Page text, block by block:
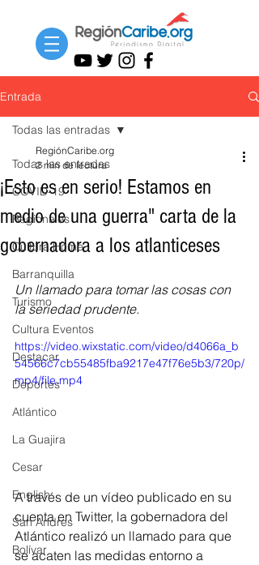
Entrada
Todas las entradas
COVID-19
Regionales
Cultura Home
Barranquilla
Turismo
Cultura Eventos
Destacar
Deportes
Atlántico
La Guajira
Cesar
English
San Andres
Bolívar
Todas las entradas
¡Esto es en serio! Estamos en
medio de una guerra" carta de la
gobernadora a los atlanticeses
RegiónCaribe.org
2 min de lectura
Un llamado para tomar las cosas con
la seriedad prudente.
https://video.wixstatic.com/video/d4066a_b
54566c7cb55485fba9217e47f76e5b3/720p/
mp4/file.mp4
A través de un vídeo publicado en su
cuenta en Twitter, la gobernadora del
Atlántico realizó un llamado para que
se acaten las medidas entorno a